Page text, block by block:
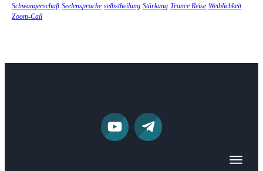
Schwangerschaft Seelensprache selbstheilung Stärkung Trance Reise Weiblichkeit
Zoom-Call